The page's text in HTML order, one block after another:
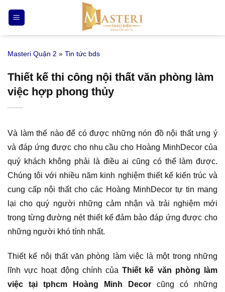
qua
nội
Masteri Quận 2 » Tin tức bds
Thiết kế thi công nội thất văn phòng làm
việc hợp phong thủy
Và làm thế nào để có được những nón đồ nội thất ưng ý
và đáp ứng được cho nhu cầu cho Hoàng MinhDecor của
quý khách không phải là điều ai cũng có thể làm được.
Chúng tôi với nhiều năm kinh nghiệm thiết kế kiến trúc và
cung cấp nội thất cho các Hoàng MinhDecor tự tin mang
lại cho quý người những cảm nhận và trải nghiệm mới
trong từng đường nét thiết kế đảm bảo đáp ứng được cho
những người khó tính nhất.
Thiết kế nôị thất văn phòng làm việc là một trong những
lĩnh vực hoạt động chính củaThiết kế văn phòng làm
việc tại tphcm Hoàng Minh Decor cũng có những